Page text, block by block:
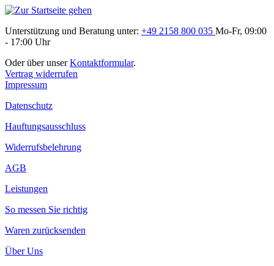
Unterstützung und Beratung unter: +49 2158 800 035 Mo-Fr, 09:00
- 17:00 Uhr
Oder über unserKontaktformular.
Vertrag widerrufen
Impressum
Datenschutz
Hauftungsausschluss
Widerrufsbelehrung
AGB
Leistungen
So messen Sie richtig
Waren zurücksenden
Über Uns